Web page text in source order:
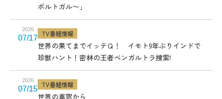
ポルトガル〜」
2026
07/17
TV番組情報
世界の果てまでイッテＱ！ イモト9年ぶりインドで
珍獣ハント！密林の王者ベンガルトラ捜索!
2026
07/15
TV番組情報
世界の車窓から